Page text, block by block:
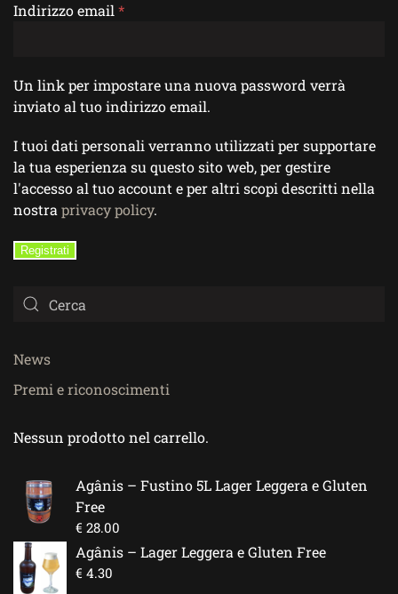
Indirizzo email *
Un link per impostare una nuova password verrà
inviato al tuo indirizzo email.
I tuoi dati personali verranno utilizzati per supportare
la tua esperienza su questo sito web, per gestire
l'accesso al tuo account e per altri scopi descritti nella
nostra privacy policy.
Registrati
News
Premi e riconoscimenti
Nessun prodotto nel carrello.
Agânis – Fustino 5L Lager Leggera e Gluten
Free
€ 28.00
Agânis – Lager Leggera e Gluten Free
€ 4.30